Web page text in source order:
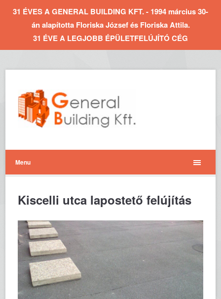
31 ÉVES A GENERAL BUILDING KFT. - 1994 március 30-
án alapította Floriska József és Floriska Attila.
31 ÉVE A LEGJOBB ÉPÜLETFELÚJÍTÓ CÉG
Menu
Kiscelli utca lapostető felújítás